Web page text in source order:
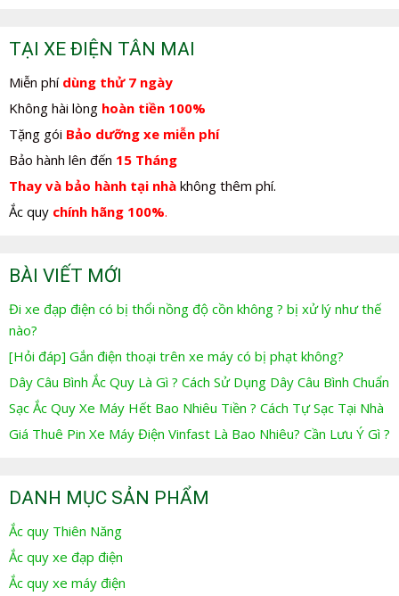
TẠI XE ĐIỆN TÂN MAI
Miễn phí dùng thử 7 ngày
Không hài lòng hoàn tiền 100%
Tặng gói Bảo dưỡng xe miễn phí
Bảo hành lên đến 15 Tháng
Thay và bảo hành tại nhà không thêm phí.
Ắc quy chính hãng 100%.
BÀI VIẾT MỚI
Đi xe đạp điện có bị thổi nồng độ cồn không ? bị xử lý như thế
nào?
[Hỏi đáp] Gắn điện thoại trên xe máy có bị phạt không?
Dây Câu Bình Ắc Quy Là Gì ? Cách Sử Dụng Dây Câu Bình Chuẩn
Sạc Ắc Quy Xe Máy Hết Bao Nhiêu Tiền ? Cách Tự Sạc Tại Nhà
Giá Thuê Pin Xe Máy Điện Vinfast Là Bao Nhiêu? Cần Lưu Ý Gì ?
DANH MỤC SẢN PHẨM
Ắc quy Thiên Năng
Ắc quy xe đạp điện
Ắc quy xe máy điện